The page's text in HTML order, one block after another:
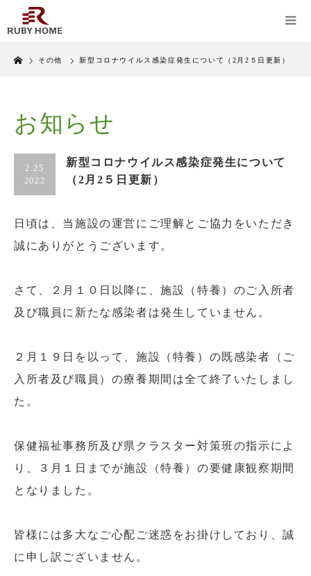
Home
その他 新型コロナウイルス感染症発生について（2月2５日更新）
お知らせ
2.25
2022
新型コロナウイルス感染症発生について
（2月2５日更新）
日頃は、当施設の運営にご理解とご協力をいただき
誠にありがとうございます。
さて、２月１０日以降に、施設（特養）のご入所者
及び職員に新たな感染者は発生していません。
２月１９日を以って、施設（特養）の既感染者（ご
入所者及び職員）の療養期間は全て終了いたしまし
た。
保健福祉事務所及び県クラスター対策班の指示によ
り、３月１日までが施設（特養）の要健康観察期間
となりました。
皆様には多大なご心配ご迷惑をお掛けしており、誠
に申し訳ございません。